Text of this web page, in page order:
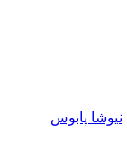
نیوشا پابوس